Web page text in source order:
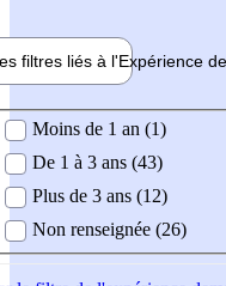
filtres liés à l'Expérience
demandée
Moins de 1 an (1)
De 1 à 3 ans (43)
Plus de 3 ans (12)
Non renseignée (26)